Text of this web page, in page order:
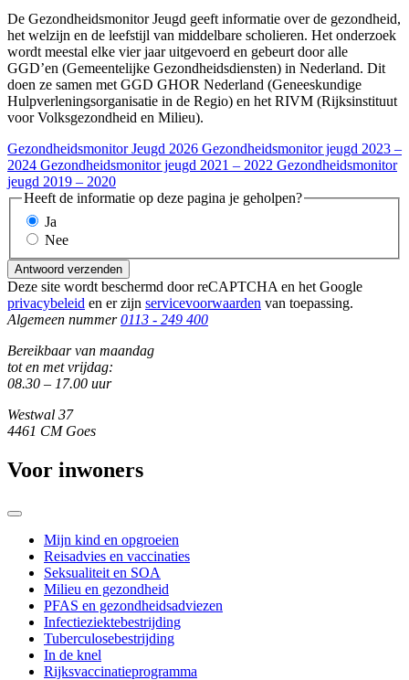
De Gezondheidsmonitor Jeugd geeft informatie over de gezondheid,
het welzijn en de leefstijl van middelbare scholieren. Het onderzoek
wordt meestal elke vier jaar uitgevoerd en gebeurt door alle
GGD’en (Gemeentelijke Gezondheidsdiensten) in Nederland. Dit
doen ze samen met GGD GHOR Nederland (Geneeskundige
Hulpverleningsorganisatie in de Regio) en het RIVM (Rijksinstituut
voor Volksgezondheid en Milieu).
Gezondheidsmonitor Jeugd 2026 Gezondheidsmonitor jeugd 2023 –
2024 Gezondheidsmonitor jeugd 2021 – 2022 Gezondheidsmonitor
jeugd 2019 – 2020
Heeft de informatie op deze pagina je geholpen?
Ja
Nee
Antwoord verzenden
Deze site wordt beschermd door reCAPTCHA en het Google
privacybeleid en er zijn servicevoorwaarden van toepassing.
Algemeen nummer 0113 - 249 400
Bereikbaar van maandag
tot en met vrijdag:
08.30 – 17.00 uur
Westwal 37
4461 CM Goes
Voor inwoners
Mijn kind en opgroeien
Reisadvies en vaccinaties
Seksualiteit en SOA
Milieu en gezondheid
PFAS en gezondheidsadviezen
Infectieziektebestrijding
Tuberculosebestrijding
In de knel
Rijksvaccinatieprogramma